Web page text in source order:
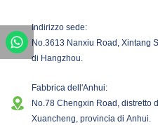
Indirizzo sede:
No.3613 Nanxiu Road, Xintang
di Hangzhou.
Fabbrica dell'Anhui:
No.78 Chengxin Road, distretto
Xuancheng, provincia di Anhui.